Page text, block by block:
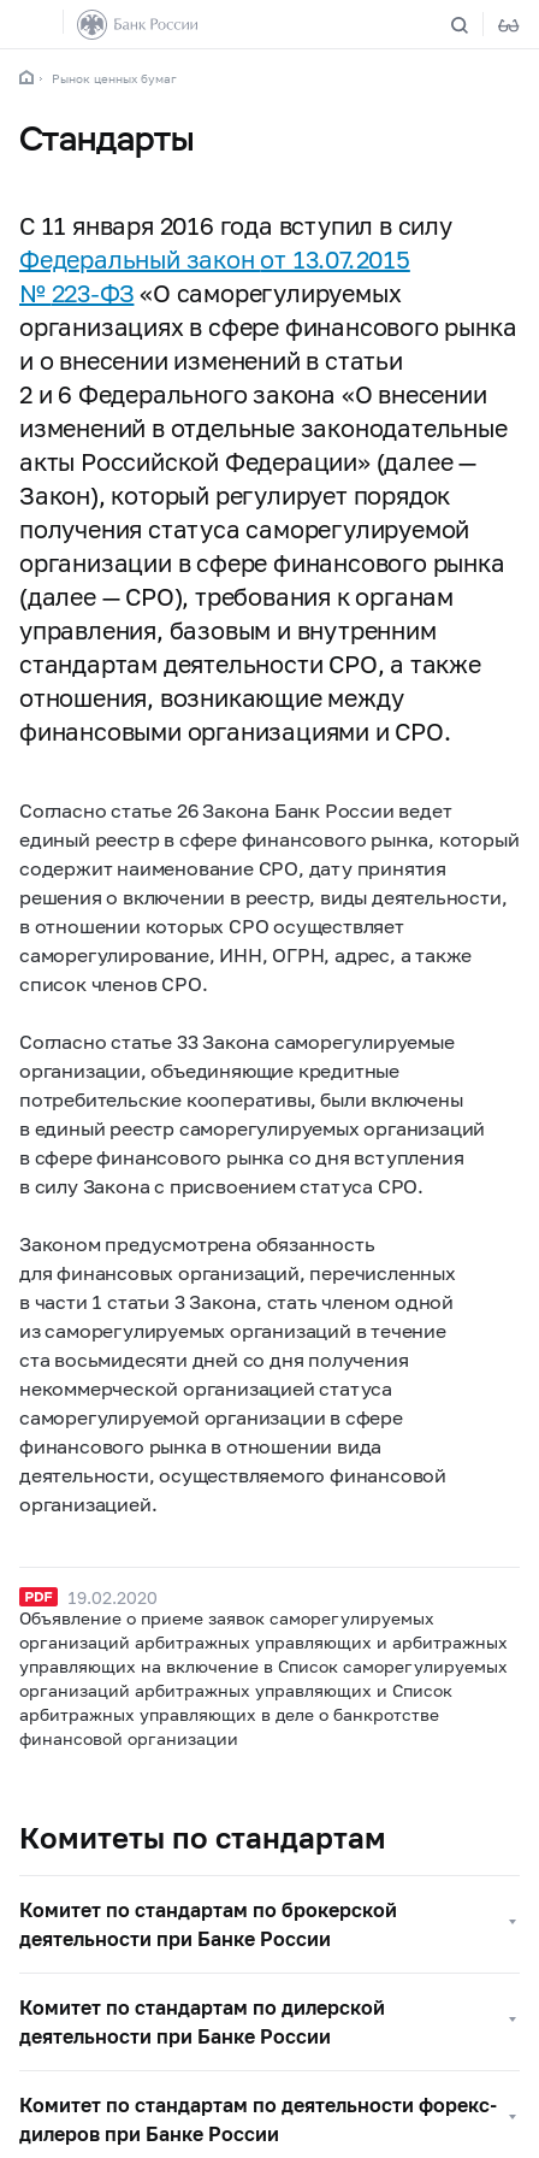
Рынок ценных бумаг
Стандарты
С 11 января 2016 года вступил в силу
Федеральный закон от 13.07.2015
№ 223-ФЗ «О саморегулируемых
организациях в сфере финансового рынка
и о внесении изменений в статьи
2 и 6 Федерального закона «О внесении
изменений в отдельные законодательные
акты Российской Федерации» (далее —
Закон), который регулирует порядок
получения статуса саморегулируемой
организации в сфере финансового рынка
(далее — СРО), требования к органам
управления, базовым и внутренним
стандартам деятельности СРО, а также
отношения, возникающие между
финансовыми организациями и СРО.
Согласно статье 26 Закона Банк России ведет
единый реестр в сфере финансового рынка, который
содержит наименование СРО, дату принятия
решения о включении в реестр, виды деятельности,
в отношении которых СРО осуществляет
саморегулирование, ИНН, ОГРН, адрес, а также
список членов СРО.
Согласно статье 33 Закона саморегулируемые
организации, объединяющие кредитные
потребительские кооперативы, были включены
в единый реестр саморегулируемых организаций
в сфере финансового рынка со дня вступления
в силу Закона с присвоением статуса СРО.
Законом предусмотрена обязанность
для финансовых организаций, перечисленных
в части 1 статьи 3 Закона, стать членом одной
из саморегулируемых организаций в течение
ста восьмидесяти дней со дня получения
некоммерческой организацией статуса
саморегулируемой организации в сфере
финансового рынка в отношении вида
деятельности, осуществляемого финансовой
организацией.
19.02.2020
Объявление о приеме заявок саморегулируемых
организаций арбитражных управляющих и арбитражных
управляющих на включение в Список саморегулируемых
организаций арбитражных управляющих и Список
арбитражных управляющих в деле о банкротстве
финансовой организации
Комитеты по стандартам
Комитет по стандартам по брокерской
деятельности при Банке России
Комитет по стандартам по дилерской
деятельности при Банке России
Комитет по стандартам по деятельности форекс-
дилеров при Банке России